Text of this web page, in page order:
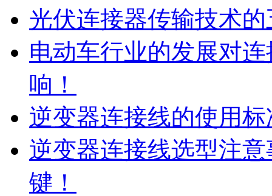
光伏连接器传输技术
电动车行业的发展对
响！
逆变器连接线的使用
逆变器连接线选型注
键！